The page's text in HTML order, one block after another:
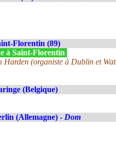
Florentin (89)
à Saint-Florentin
Harden (organiste à Dublin et
(Belgique)
(Allemagne) - Dom